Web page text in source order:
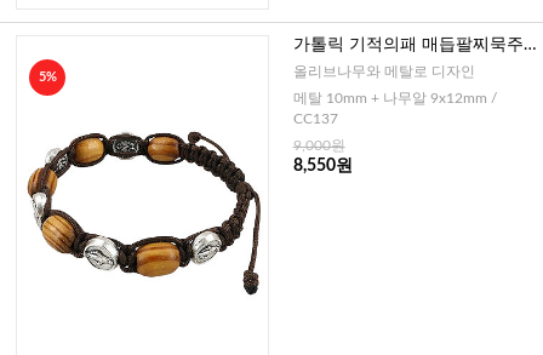
5%
가톨릭 기적의패 매듭팔찌묵주
(이태리)
올리브나무와 메탈로 디자인
메탈 10mm + 나무알 9x12mm /
CC137
9,000원
8,550원